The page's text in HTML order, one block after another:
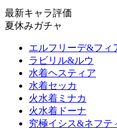
最新キャラ評価
夏休みガチャ
エルフリーデ&フィ
ラビリル&ルウ
水着ヘスティア
水着セッカ
火水着ミナカ
火水着ドーナ
究極イシス&ネフテ